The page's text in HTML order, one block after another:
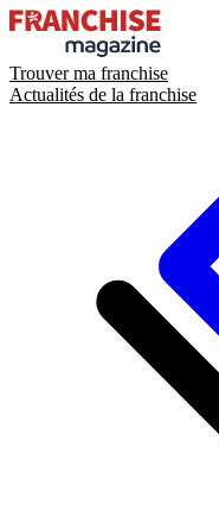
Trouver ma franchise
Actualités de la franchise